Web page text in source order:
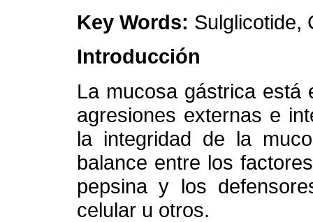
Key Words: Sulglicotide,
Introducción
La mucosa gástrica está
agresiones externas e
la integridad de la
balance entre los
pepsina y los
celular u otros.